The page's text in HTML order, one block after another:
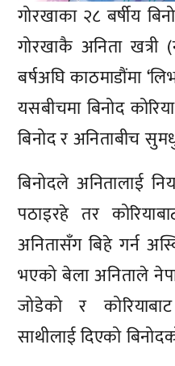
गोरखाका २८ बर्षीय
गोरखाकै अनिता खत्री
बर्षअघि काठमाडौंमा
यसबीचमा बिनोद
बिनोद र अनिताबीच
बिनोदले अनितालाई
पठाइरहे तर
अनितासँग बिहे गर्न
भएको बेला अनिताले
जोडेको र
साथीलाई दिएको